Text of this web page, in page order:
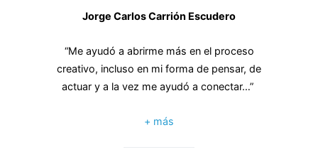
Jorge Carlos Carrión Escudero
“Me ayudó a abrirme más en el proceso
creativo, incluso en mi forma de pensar, de
actuar y a la vez me ayudó a conectar…”
+ más